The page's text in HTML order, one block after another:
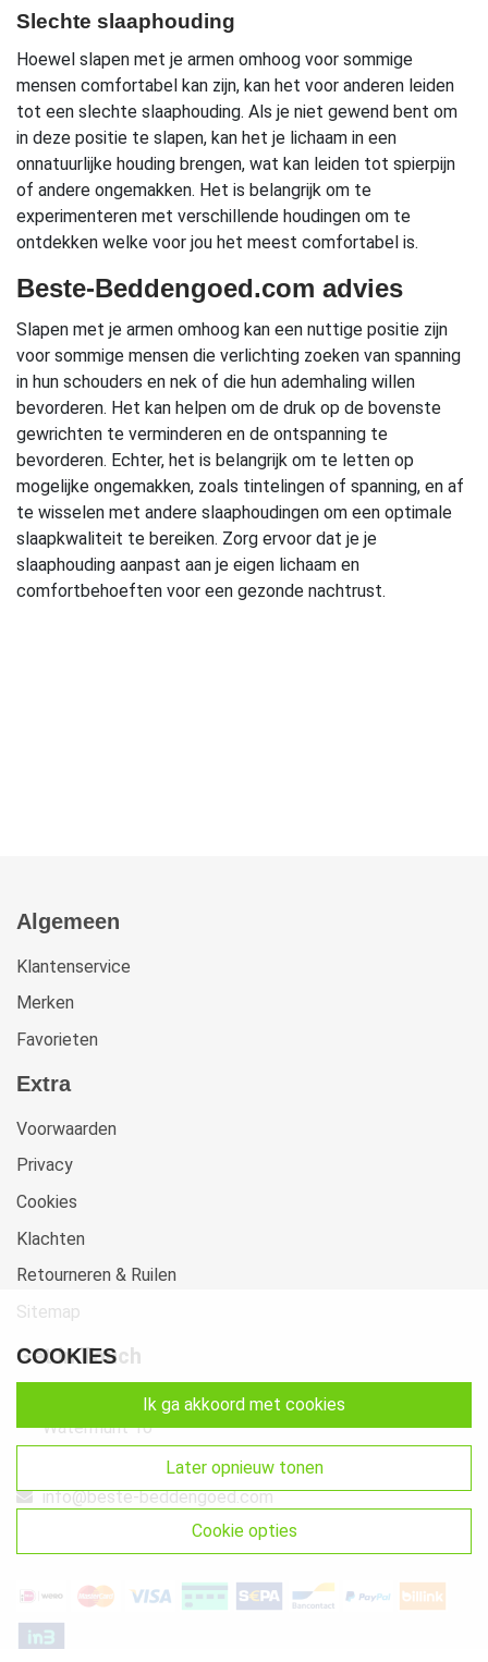
Slechte slaaphouding
Hoewel slapen met je armen omhoog voor sommige
mensen comfortabel kan zijn, kan het voor anderen leiden
tot een slechte slaaphouding. Als je niet gewend bent om
in deze positie te slapen, kan het je lichaam in een
onnatuurlijke houding brengen, wat kan leiden tot spierpijn
of andere ongemakken. Het is belangrijk om te
experimenteren met verschillende houdingen om te
ontdekken welke voor jou het meest comfortabel is.
Beste-Beddengoed.com advies
Slapen met je armen omhoog kan een nuttige positie zijn
voor sommige mensen die verlichting zoeken van spanning
in hun schouders en nek of die hun ademhaling willen
bevorderen. Het kan helpen om de druk op de bovenste
gewrichten te verminderen en de ontspanning te
bevorderen. Echter, het is belangrijk om te letten op
mogelijke ongemakken, zoals tintelingen of spanning, en af
te wisselen met andere slaaphoudingen om een optimale
slaapkwaliteit te bereiken. Zorg ervoor dat je je
slaaphouding aanpast aan je eigen lichaam en
comfortbehoeften voor een gezonde nachtrust.
Algemeen
Klantenservice
Merken
Favorieten
Extra
Voorwaarden
Privacy
Cookies
Klachten
Retourneren & Ruilen
Sitemap
Get In Touch
Beste-Beddengoed.com
Watermunt 10
2841 SN Moordrecht NL
info@beste-beddengoed.com
COOKIES
ik ga akkoord met cookies
later opnieuw tonen
cookie opties